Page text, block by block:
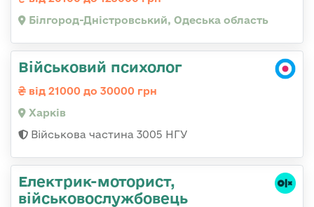
Білгород-Дністровський, Одеська область
Військовий психолог
від 21000 до 30000 грн
Харків
Військова частина 3005 НГУ
Електрик-моторист,
військовослужбовець